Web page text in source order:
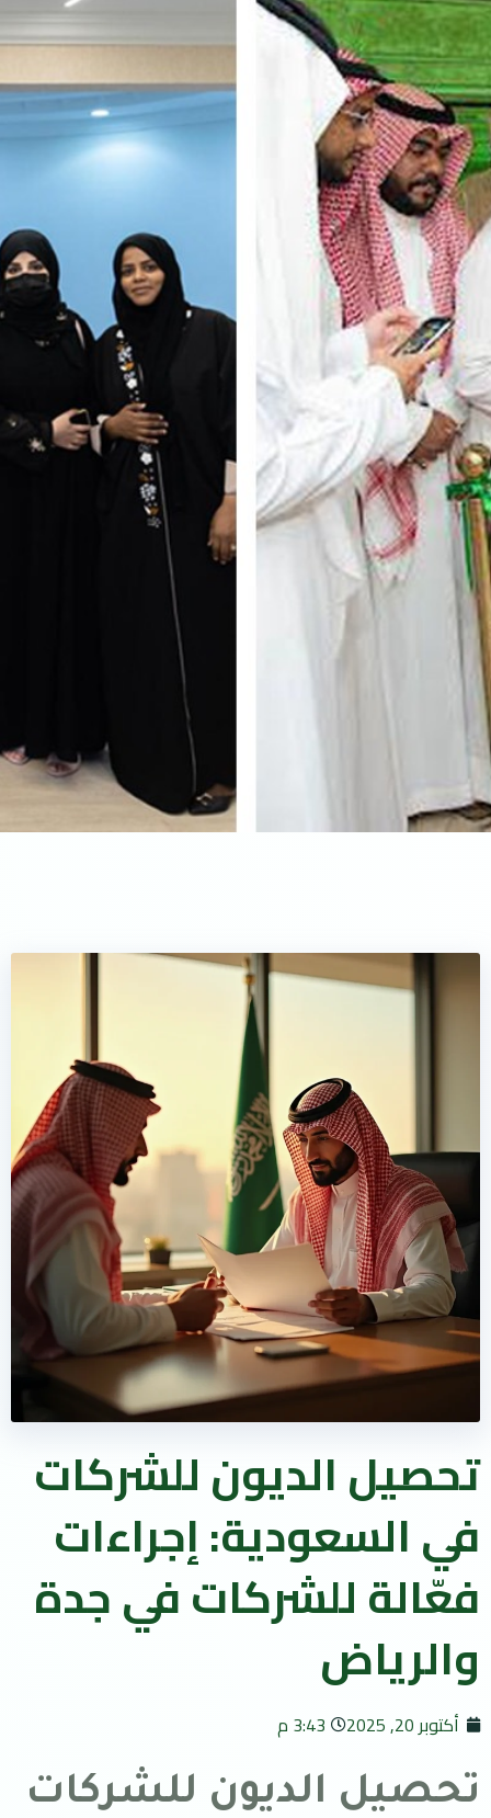
تحصيل الديون للشركات
في السعودية: إجراءات
فعّالة للشركات في جدة
والرياض
أكتوبر 20, 2025 3:43 م
تحصيل الديون للشركات